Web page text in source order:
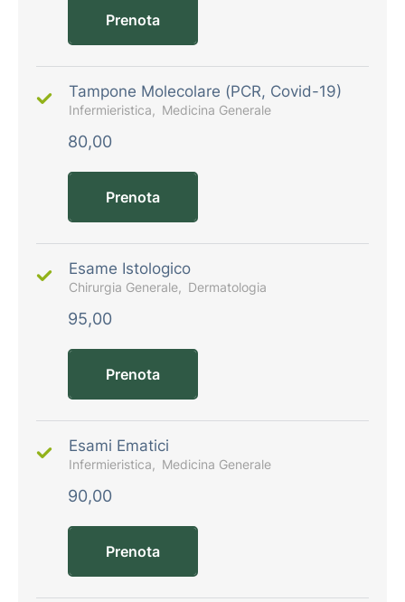
Prenota
Tampone Molecolare (PCR, Covid-19)
Infermieristica Medicina Generale
80,00
Prenota
Esame Istologico
Chirurgia Generale Dermatologia
95,00
Prenota
Esami Ematici
Infermieristica Medicina Generale
90,00
Prenota